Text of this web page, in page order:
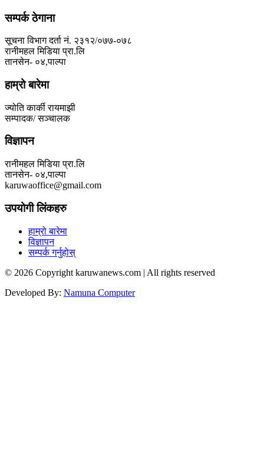
सम्पर्क ठेगाना
सूचना विभाग दर्ता नं. २३१२/०७७-०७८
रानीमहल मिडिया प्रा.लि
तानसेन- ०४,पाल्पा
हाम्रो बारेमा
ज्योति कार्की रायमाझी
सम्पादक/ सञ्चालक
विज्ञापन
रानीमहल मिडिया प्रा.लि
तानसेन- ०४,पाल्पा
karuwaoffice@gmail.com
उपयोगी लिंकहरु
हाम्रो बारेमा
विज्ञापन
सम्पर्क गर्नुहोस्
© 2026 Copyright karuwanews.com | All rights reserved
Developed By: Namuna Computer